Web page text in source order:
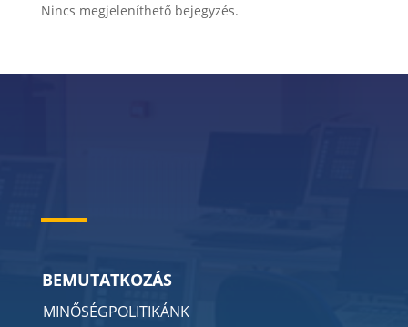
Nincs megjeleníthető bejegyzés.
BEMUTATKOZÁS
MINŐSÉGPOLITIKÁNK